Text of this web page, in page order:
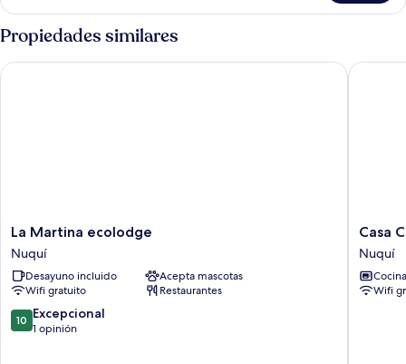
familiar
Propiedades similares
La
Martina
ecolodge
Nuquí
La Martina ecolodge
Nuquí
Desayuno incluido
Acepta mascotas
Wifi gratuito
Restaurantes
10.0
de
10 Excepcional
1 opinión
La Martina ecolodge
Casa
Cielito
Nuquí
Casa
Nuquí
Wifi
Casa